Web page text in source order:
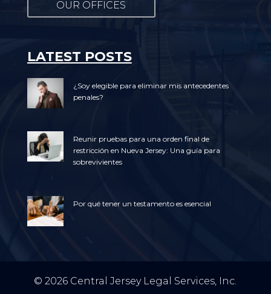
OUR OFFICES
LATEST POSTS
¿Soy elegible para eliminar mis antecedentes
penales?
Reunir pruebas para una orden final de
restricción en Nueva Jersey: Una guía para
sobrevivientes
Por qué tener un testamento es esencial
© 2026 Central Jersey Legal Services, Inc.